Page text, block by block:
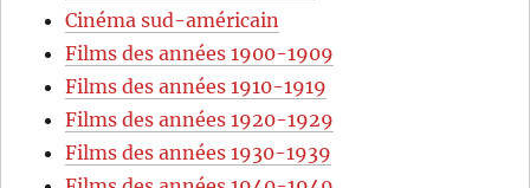
Cinéma sud-américain
Films des années 1900-1909
Films des années 1910-1919
Films des années 1920-1929
Films des années 1930-1939